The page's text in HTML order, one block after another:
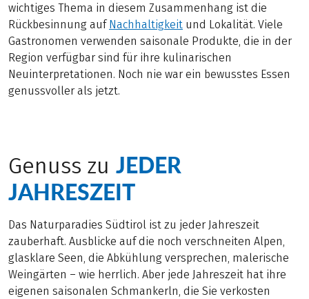
wichtiges Thema in diesem Zusammenhang ist die
Rückbesinnung aufNachhaltigkeit und Lokalität. Viele
Gastronomen verwenden saisonale Produkte, die in der
Region verfügbar sind für ihre kulinarischen
Neuinterpretationen. Noch nie war ein bewusstes Essen
genussvoller als jetzt.
Genuss zu JEDER
JAHRESZEIT
Das Naturparadies Südtirol ist zu jeder Jahreszeit
zauberhaft. Ausblicke auf die noch verschneiten Alpen,
glasklare Seen, die Abkühlung versprechen, malerische
Weingärten – wie herrlich. Aber jede Jahreszeit hat ihre
eigenen saisonalen Schmankerln, die Sie verkosten